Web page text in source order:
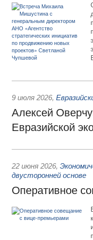
9 июля 2026,
Алексей
Евразийской
22 июня 2026,
двусторонней основе
Оперативное